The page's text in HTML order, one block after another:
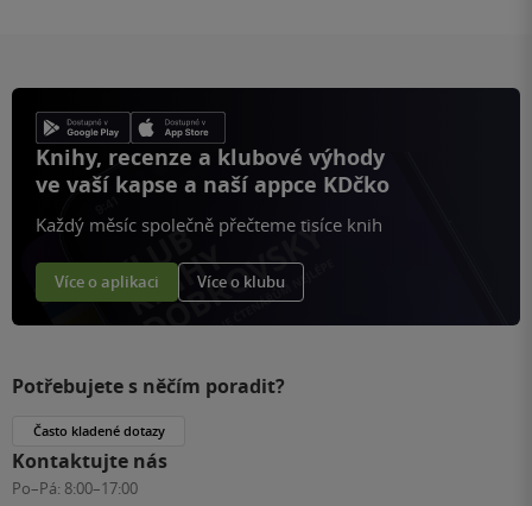
Knihy, recenze a klubové výhody
ve vaší kapse a naší appce KDčko
Každý měsíc společně přečteme tisíce knih
Více o aplikaci Více o klubu
Potřebujete s něčím poradit?
Často kladené dotazy
Kontaktujte nás
Po–Pá: 8:00–17:00